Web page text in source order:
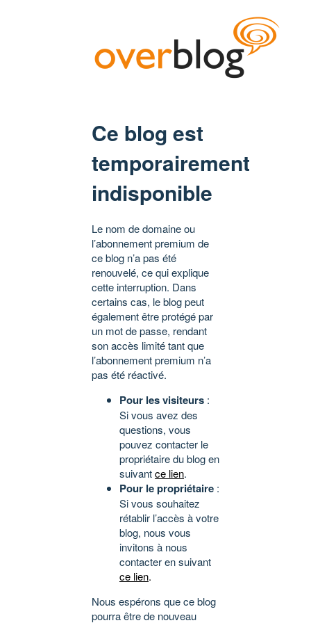
Ce blog est
temporairement
indisponible
Le nom de domaine ou
l’abonnement premium de
ce blog n’a pas été
renouvelé, ce qui explique
cette interruption. Dans
certains cas, le blog peut
également être protégé par
un mot de passe, rendant
son accès limité tant que
l’abonnement premium n’a
pas été réactivé.
Pour les visiteurs :
Si vous avez des
questions, vous
pouvez contacter le
propriétaire du blog en
suivantce lien.
Pour le propriétaire :
Si vous souhaitez
rétablir l’accès à votre
blog, nous vous
invitons à nous
contacter en suivant
ce lien.
Nous espérons que ce blog
pourra être de nouveau